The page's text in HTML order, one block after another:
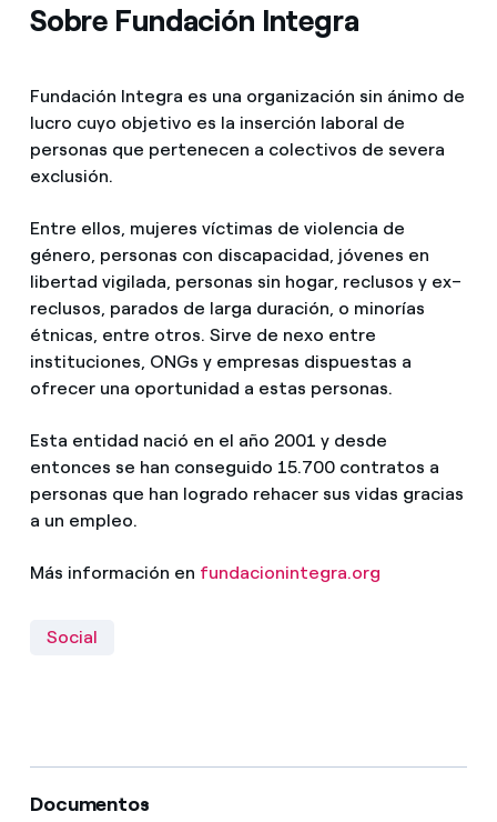
Sobre Fundación Integra
Fundación Integra es una organización sin ánimo de
lucro cuyo objetivo es la inserción laboral de
personas que pertenecen a colectivos de severa
exclusión.
Entre ellos, mujeres víctimas de violencia de
género, personas con discapacidad, jóvenes en
libertad vigilada, personas sin hogar, reclusos y ex–
reclusos, parados de larga duración, o minorías
étnicas, entre otros. Sirve de nexo entre
instituciones, ONGs y empresas dispuestas a
ofrecer una oportunidad a estas personas.
Esta entidad nació en el año 2001 y desde
entonces se han conseguido 15.700 contratos a
personas que han logrado rehacer sus vidas gracias
a un empleo.
Más información en fundacionintegra.org
Social
Documentos